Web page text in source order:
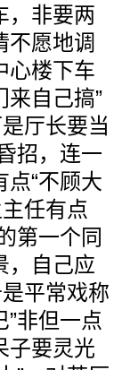
，非要两
不愿地调
心楼下车
来自己搞”
厅长要当
招，连一
“不顾大
任有点
第一个同
，自己应
平常戏称
”非但一点
子要灵光